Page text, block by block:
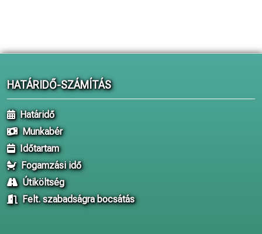
HATÁRIDŐ-SZÁMÍTÁS
Határidő
Munkabér
Időtartam
Fogamzási idő
Útiköltség
Felt. szabadságra bocsátás